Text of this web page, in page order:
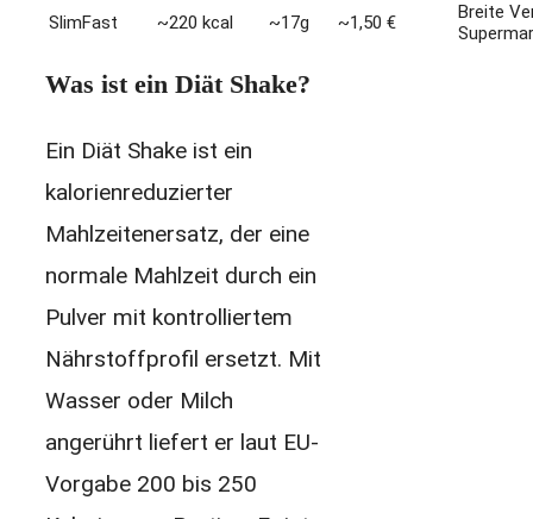
SlimFast
~220 kcal ~17g ~1,50 €
Breite
Was ist ein Diät Shake?
Ein Diät Shake ist ein
kalorienreduzierter
Mahlzeitenersatz, der eine
normale Mahlzeit durch ein
Pulver mit kontrolliertem
Nährstoffprofil ersetzt. Mit
Wasser oder Milch
angerührt liefert er laut EU-
Vorgabe 200 bis 250